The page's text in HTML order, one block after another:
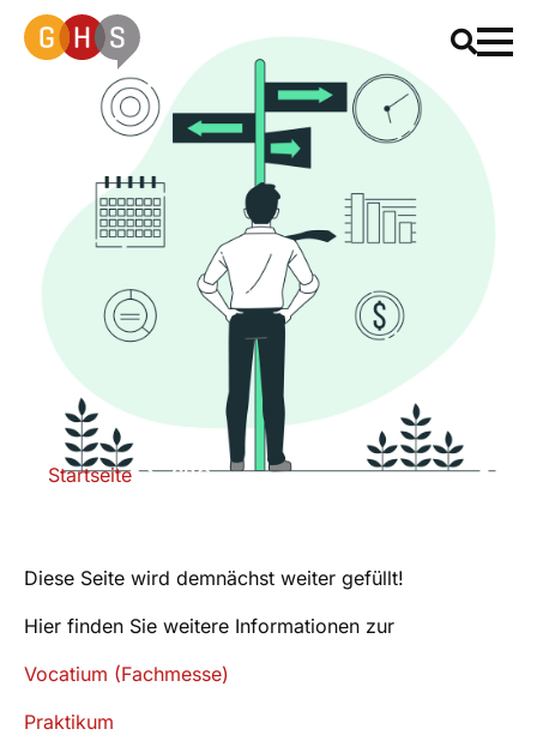
Startseite SBO
Diese Seite wird demnächst weiter gefüllt!
Hier finden Sie weitere Informationen zur
Vocatium (Fachmesse)
Praktikum